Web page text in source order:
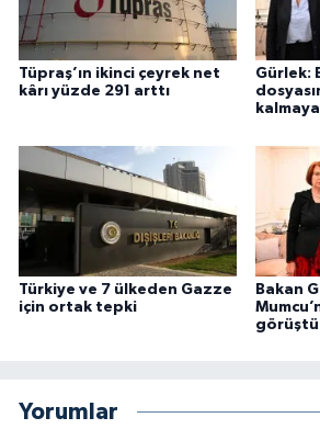
Tüpraş’ın ikinci çeyrek net
kârı yüzde 291 arttı
Gürlek:
Türkiye ve 7 ülkeden Gazze
için ortak tepki
Bakan
görüştü
Yorumlar